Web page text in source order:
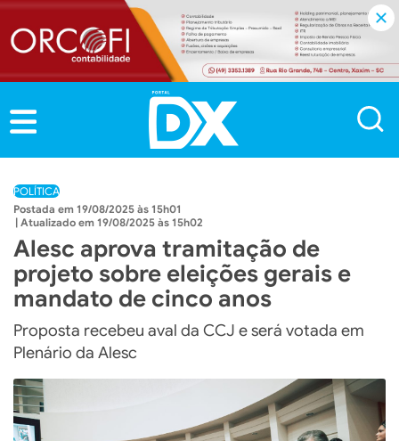
POLÍTICA
19/08/2025 às 15h01
19/08/2025 às 15h02
Alesc aprova tramitação de
projeto sobre eleições gerais e
mandato de cinco anos
Proposta recebeu aval da CCJ e será votada em
Plenário da Alesc